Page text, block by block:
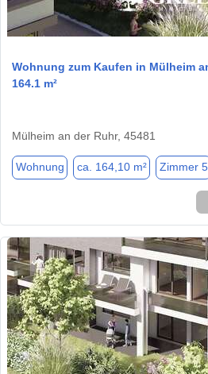
Wohnung zum Kaufen in Mülheim
164.1 m²
Mülheim an der Ruhr, 45481
Wohnung ca. 164,10 m² Zimmer 5